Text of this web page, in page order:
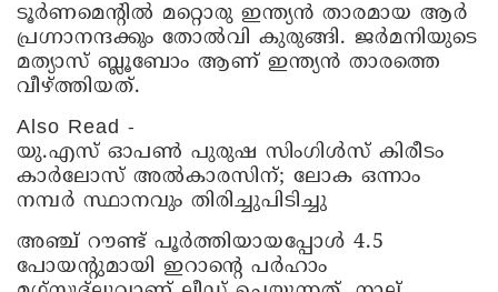
ടൂർണമെന്റിൽ മറ്റൊരു ഇന്ത്യൻ താരമായ ആർ
പ്രഗ്നാനന്ദക്കും തോൽവി കുരുങ്ങി. ജർമനിയുടെ
മത്യാസ് ബ്ലൂബോം ആണ് ഇന്ത്യൻ താരത്തെ
വീഴ്ത്തിയത്.
Also Read -
യു.എസ് ഓപൺ പുരുഷ സിംഗിൾസ് കിരീടം
കാർലോസ് അൽകാരസിന്; ലോക ഒന്നാം
നമ്പർ സ്ഥാനവും തിരിച്ചുപിടിച്ചു
അഞ്ച് റൗണ്ട് പൂർത്തിയായപ്പോൾ 4.5
പോയന്റുമായി ഇറാന്റെ പർഹാം